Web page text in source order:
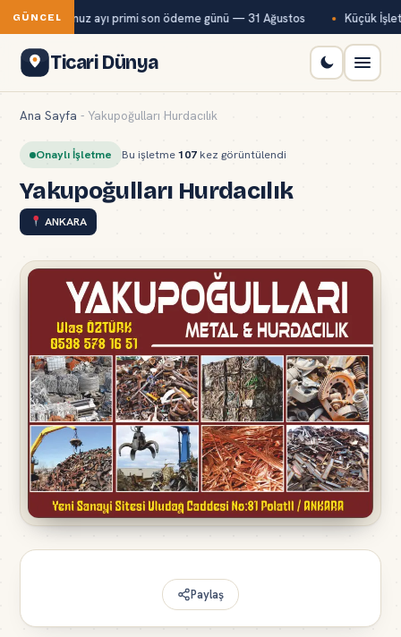
GÜNCEL
Bağ-Kur temmuz ayı primi son ödeme günü — 31 Ağustos Küçük
Ticari Dünya
Ana Sayfa - Yakupoğulları Hurdacılık
Onaylı İşletme Bu işletme107 kez görüntülendi
Yakupoğulları Hurdacılık
ANKARA
Paylaş